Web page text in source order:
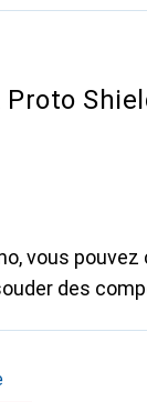
Proto
vous
des